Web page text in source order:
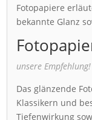
Fotopapiere
bekannte Glanz
unsere Empfehlung!
Das glänzende
Klassikern und
Tiefenwirkung